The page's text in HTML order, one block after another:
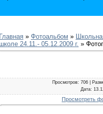
Главная » Фотоальбом »
школе 24.11.- 05.12.2009 г. »
Просмотров: 706 |
Дата:
Просмотреть